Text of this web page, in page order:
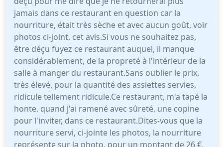
jamais dans ce restaurant en question car la
nourriture, était très sèche et avec aucun goût, voir
photos ci-joint, cet avis.Si vous ne souhaitez pas,
être déçu fuyez ce restaurant auquel, il manque
considérablement, de la propreté à l'intérieur de la
salle à manger du restaurant.Sans oublier le prix,
très élevé, pour la quantité des assiettes servies,
ridicule tellement ridicule.Ce restaurant, m'a tapé la
honte, quand j'ai ramené avec sûreté, une copine
pour l'inviter, dans ce restaurant.Dites-vous que la
nourriture servi, ci-jointe les photos, la nourriture
représente sur la photo, pour un montant de 26 €,